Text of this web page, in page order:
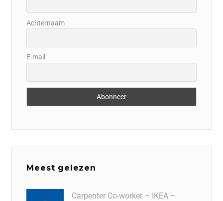
Achternaam
E-mail
Meest gelezen
Carpenter Co-worker – IKEA –